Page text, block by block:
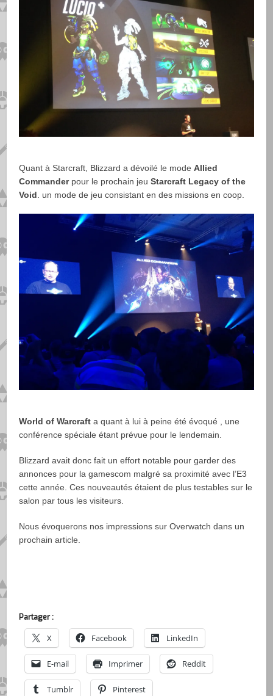
Quant à Starcraft, Blizzard a dévoilé le modeAllied
Commanderpour le prochain jeuStarcraft Legacy of the
Void . un mode de jeu consistant en des missions en coop.
World of Warcraft a quant à lui à peine été évoqué , une
conférence spéciale étant prévue pour le lendemain.
Blizzard avait donc fait un effort notable pour garder des
annonces pour la gamescom malgré sa proximité avec l’E3
cette année. Ces nouveautés étaient de plus testables sur le
salon par tous les visiteurs.
Nous évoquerons nos impressions sur Overwatch dans un
prochain article.
Partager :
X Facebook LinkedIn
E-mail Imprimer Reddit
Tumblr Pinterest